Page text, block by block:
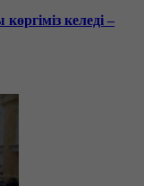
келеді –